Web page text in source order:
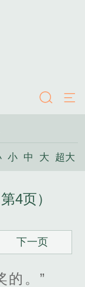
小 中 大 超大
4页）
下一页
的。”